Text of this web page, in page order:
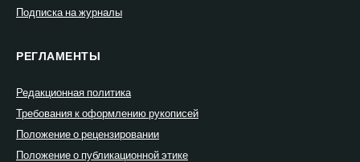
Подписка на журналы
РЕГЛАМЕНТЫ
Редакционная политика
Требования к оформлению рукописей
Положение о рецензировании
Положение о публикационной этике